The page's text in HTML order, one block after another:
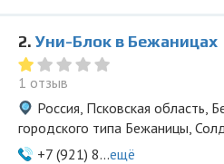
2.Уни-Блок в Бежаницах
1 отзыв
Россия, Псковская область,
городского типа Бежаницы,
+7 (921) 8...ещё